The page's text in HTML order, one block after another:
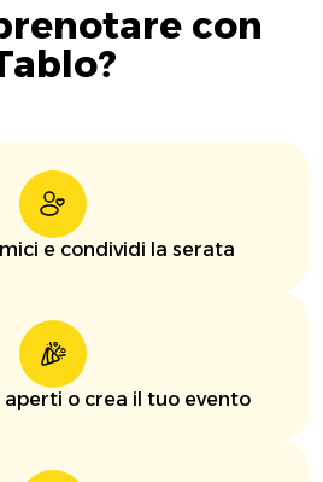
con
e condividi la serata
aperti o crea il tuo evento